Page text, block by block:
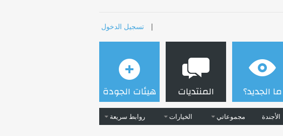
| تسجيل الدخول
ما الجديد؟ المنتديات
الأجندة مجموعاتي الخيارات روابط سريعة
هيئات الجودة